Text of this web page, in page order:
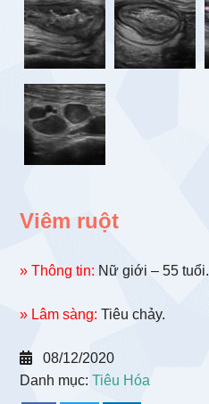
Viêm ruột
» Thông tin: Nữ giới – 55 tuổi.
» Lâm sàng: Tiêu chảy.
08/12/2020
Danh mục:Tiêu Hóa